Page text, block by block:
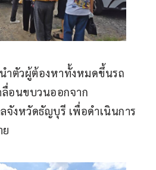
ำตัวผู้ต้องหาทั้งหมดขึ้นรถ
อนขบวนออกจาก
จังหวัดธัญบุรี เพื่อดำเนินการ